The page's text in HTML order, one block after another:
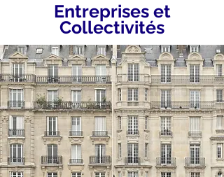
Entreprises et
Collectivités